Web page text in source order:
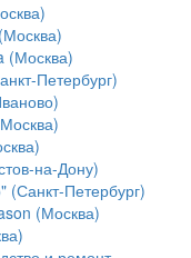
(Москва)
Петербург)
на-Дону)
(Санкт-Петербург)
(Москва)